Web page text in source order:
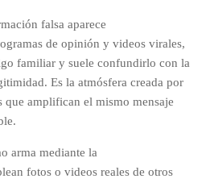
falsa aparece
de opinión y videos virales,
familiar y suele confundirlo con la
Es la atmósfera creada por
que amplifican el mismo mensaje
arma mediante la
fotos o videos reales de otros